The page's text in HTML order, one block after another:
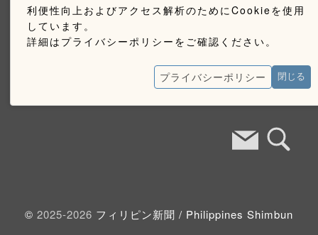
利便性向上およびアクセス解析のためにCookieを使用
しています。
詳細はプライバシーポリシーをご確認ください。
プライバシーポリシー 閉じる
採用情報
© 2025-2026 フィリピン新聞 / Philippines Shimbun